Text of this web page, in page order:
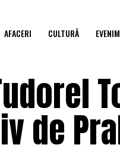
AFACERI CULTURĂ
de